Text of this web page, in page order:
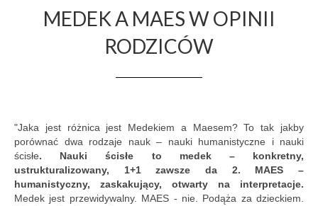
MEDEK A MAES W OPINII
RODZICÓW
"Jaka jest różnica jest Medekiem a Maesem? To tak jakby
porównać dwa rodzaje nauk – nauki humanistyczne i nauki
ścisłe. Nauki ścisłe to medek – konkretny,
ustrukturalizowany, 1+1 zawsze da 2. MAES –
humanistyczny, zaskakujący, otwarty na interpretacje.
Medek jest przewidywalny. MAES - nie. Podąża za dzieckiem.